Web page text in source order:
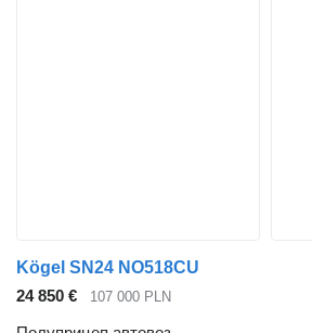
Kögel SN24 NO518CU
24 850 €
107 000 PLN